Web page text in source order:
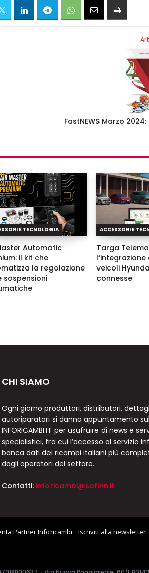
FastNEWS Marzo
E TECNOLOGIA
Automatic
il kit che
la regolazione
sospensioni
ACCESSORI E
Targa
veicoli
connesse
CHI SIAMO
Ogni giorno produttori, distributori,
autoriparatori si danno appuntamento
INFORICAMBI.IT per usufruire di news e
specialistici, fra cui l’accesso al servizio
banca dati dei ricambi italiani più
dagli operatori del settore.
Contatti: inforicambi@sofinn.it
Partner Inforicambi Iscriviti alla newsletter